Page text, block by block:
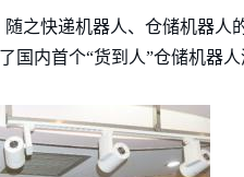
之快递机器人、仓储机器人
内首个“货到人”仓储机器人